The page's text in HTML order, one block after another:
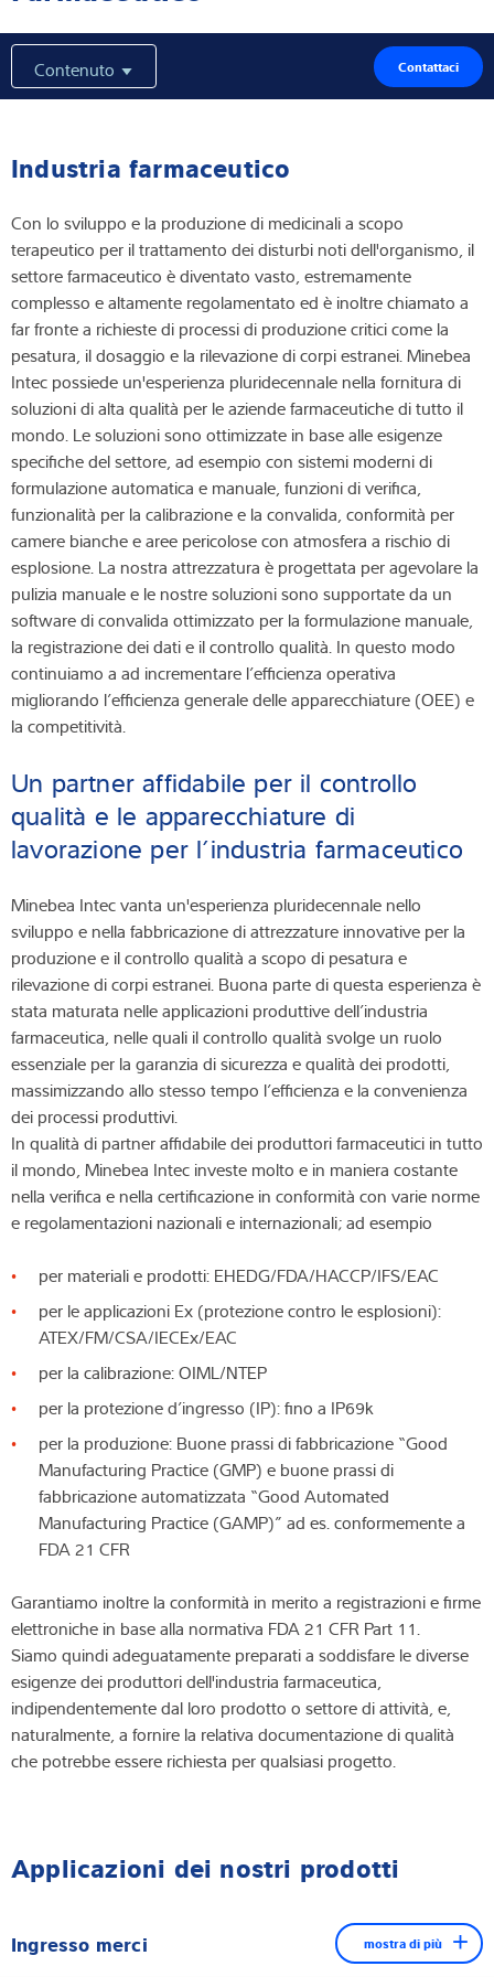
Competenza e conoscenza
Chi siamo
Ricerca dei prodotti
Contenuto Contattaci
Industria farmaceutico
Con lo sviluppo e la produzione di medicinali a scopo
terapeutico per il trattamento dei disturbi noti dell'organismo, il
settore farmaceutico è diventato vasto, estremamente
complesso e altamente regolamentato ed è inoltre chiamato a
far fronte a richieste di processi di produzione critici come la
pesatura, il dosaggio e la rilevazione di corpi estranei. Minebea
Intec possiede un'esperienza pluridecennale nella fornitura di
soluzioni di alta qualità per le aziende farmaceutiche di tutto il
mondo. Le soluzioni sono ottimizzate in base alle esigenze
specifiche del settore, ad esempio con sistemi moderni di
formulazione automatica e manuale, funzioni di verifica,
funzionalità per la calibrazione e la convalida, conformità per
camere bianche e aree pericolose con atmosfera a rischio di
esplosione. La nostra attrezzatura è progettata per agevolare la
pulizia manuale e le nostre soluzioni sono supportate da un
software di convalida ottimizzato per la formulazione manuale,
la registrazione dei dati e il controllo qualità. In questo modo
continuiamo a ad incrementare l’efficienza operativa
migliorando l’efficienza generale delle apparecchiature (OEE) e
la competitività.
Un partner affidabile per il controllo
qualità e le apparecchiature di
lavorazione per l’industria farmaceutico
Minebea Intec vanta un'esperienza pluridecennale nello
sviluppo e nella fabbricazione di attrezzature innovative per la
produzione e il controllo qualità a scopo di pesatura e
rilevazione di corpi estranei. Buona parte di questa esperienza è
stata maturata nelle applicazioni produttive dell’industria
farmaceutica, nelle quali il controllo qualità svolge un ruolo
essenziale per la garanzia di sicurezza e qualità dei prodotti,
massimizzando allo stesso tempo l’efficienza e la convenienza
dei processi produttivi.
In qualità di partner affidabile dei produttori farmaceutici in tutto
il mondo, Minebea Intec investe molto e in maniera costante
nella verifica e nella certificazione in conformità con varie norme
e regolamentazioni nazionali e internazionali; ad esempio
per materiali e prodotti: EHEDG/FDA/HACCP/IFS/EAC
per le applicazioni Ex (protezione contro le esplosioni):
ATEX/FM/CSA/IECEx/EAC
per la calibrazione: OIML/NTEP
per la protezione d’ingresso (IP): fino a IP69k
per la produzione: Buone prassi di fabbricazione “Good
Manufacturing Practice (GMP) e buone prassi di
fabbricazione automatizzata “Good Automated
Manufacturing Practice (GAMP)” ad es. conformemente a
FDA 21 CFR
Garantiamo inoltre la conformità in merito a registrazioni e firme
elettroniche in base alla normativa FDA 21 CFR Part 11.
Siamo quindi adeguatamente preparati a soddisfare le diverse
esigenze dei produttori dell'industria farmaceutica,
indipendentemente dal loro prodotto o settore di attività, e,
naturalmente, a fornire la relativa documentazione di qualità
che potrebbe essere richiesta per qualsiasi progetto.
Applicazioni dei nostri prodotti
Ingresso merci mostra di più